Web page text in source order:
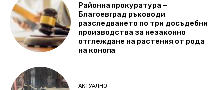
Районна прокуратура –
Благоевград ръководи
разследването по три досъдебни
производства за незаконно
отглеждане на растения от рода
на конопа
АКТУАЛНО